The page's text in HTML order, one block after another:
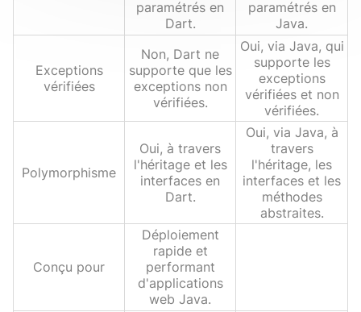
paramétrés en
Dart.
paramétrés en
Java.
Exceptions
vérifiées
Non, Dart ne
supporte que les
exceptions non
vérifiées.
Oui, via Java, qui
supporte les
exceptions
vérifiées et non
vérifiées.
Polymorphisme
Oui, à travers
l'héritage et les
interfaces en
Dart.
Oui, via Java, à
travers
l'héritage, les
interfaces et les
méthodes
abstraites.
Conçu pour
Déploiement
rapide et
performant
d'applications
web Java.